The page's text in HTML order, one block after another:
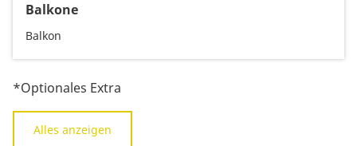
Balkone
Balkon
*Optionales Extra
Alles anzeigen